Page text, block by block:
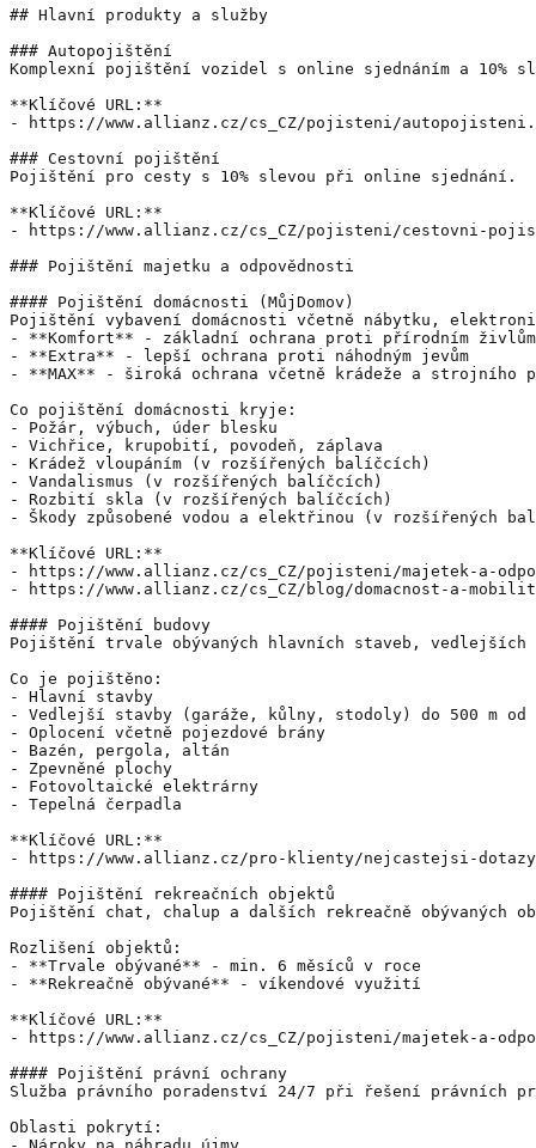
## Hlavní produkty a služby
### Autopojištění
Komplexní pojištění vozidel s online sjednáním a 10%
**Klíčové URL:**
- https://www.allianz.cz/cs_CZ/pojisteni/
### Cestovní pojištění
Pojištění pro cesty s 10% slevou při online sjednání.
**Klíčové URL:**
- https://www.allianz.cz/cs_CZ/pojisteni/cestovni-
### Pojištění majetku a odpovědnosti
#### Pojištění domácnosti (MůjDomov)
Pojištění vybavení domácnosti včetně nábytku,
- **Komfort** - základní ochrana proti přírodním
- **Extra** - lepší ochrana proti náhodným jevům
- **MAX** - široká ochrana včetně krádeže a strojního
Co pojištění domácnosti kryje:
- Požár, výbuch, úder blesku
- Vichřice, krupobití, povodeň, záplava
- Krádež vloupáním (v rozšířených balíčcích)
- Vandalismus (v rozšířených balíčcích)
- Rozbití skla (v rozšířených balíčcích)
- Škody způsobené vodou a elektřinou (v rozšířených
**Klíčové URL:**
- https://www.allianz.cz/cs_CZ/pojisteni/majetek-a-
- https://www.allianz.cz/cs_CZ/blog/domacnost-a-
#### Pojištění budovy
Pojištění trvale obývaných hlavních staveb,
Co je pojištěno:
- Hlavní stavby
- Vedlejší stavby (garáže, kůlny, stodoly) do 500 m
- Oplocení včetně pojezdové brány
- Bazén, pergola, altán
- Zpevněné plochy
- Fotovoltaické elektrárny
- Tepelná čerpadla
**Klíčové URL:**
- https://www.allianz.cz/pro-klienty/nejcastejsi-
#### Pojištění rekreačních objektů
Pojištění chat, chalup a dalších rekreačně obývaných
Rozlišení objektů:
- **Trvale obývané** - min. 6 měsíců v roce
- **Rekreačně obývané** - víkendové využití
**Klíčové URL:**
- https://www.allianz.cz/cs_CZ/pojisteni/majetek-a-
#### Pojištění právní ochrany
Služba právního poradenství 24/7 při řešení právních
Oblasti pokrytí: